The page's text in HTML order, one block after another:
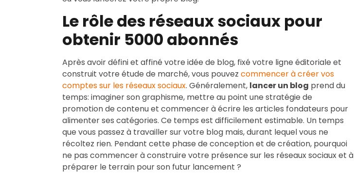
Le rôle des réseaux sociaux pour
obtenir 5000 abonnés
Après avoir défini et affiné votre idée de blog, fixé votre ligne éditoriale et
construit votre étude de marché, vous pouvez commencer à créer vos
comptes sur les réseaux sociaux. Généralement, lancer un blog prend du
temps: imaginer son graphisme, mettre au point une stratégie de
promotion de contenu et commencer à écrire les articles fondateurs pour
alimenter ses catégories. Ce temps est difficilement estimable. Un temps
que vous passez à travailler sur votre blog mais, durant lequel vous ne
récoltez rien. Pendant cette phase de conception et de création, pourquoi
ne pas commencer à construire votre présence sur les réseaux sociaux et à
préparer le terrain pour son futur lancement ?